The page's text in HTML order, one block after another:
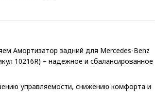
Амортизатор задний для Mercedes-Benz
10216R) – надежное и сбалансированное
управляемости, снижению комфорта и